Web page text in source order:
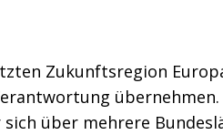
Zukunftsregion
über mehrere